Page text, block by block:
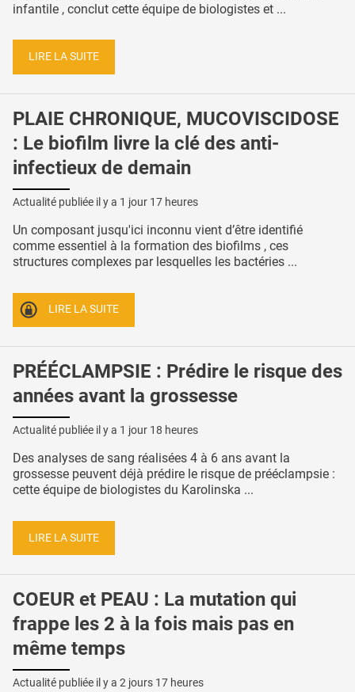
infantile , conclut cette équipe de biologistes et ...
LIRE LA SUITE
PLAIE CHRONIQUE, MUCOVISCIDOSE
: Le biofilm livre la clé des anti-
infectieux de demain
Actualité publiée il y a 1 jour 17 heures
Un composant jusqu'ici inconnu vient d’être identifié
comme essentiel à la formation des biofilms , ces
structures complexes par lesquelles les bactéries ...
LIRE LA SUITE
PRÉÉCLAMPSIE : Prédire le risque des
années avant la grossesse
Actualité publiée il y a 1 jour 18 heures
Des analyses de sang réalisées 4 à 6 ans avant la
grossesse peuvent déjà prédire le risque de prééclampsie :
cette équipe de biologistes du Karolinska ...
LIRE LA SUITE
COEUR et PEAU : La mutation qui
frappe les 2 à la fois mais pas en
même temps
Actualité publiée il y a 2 jours 17 heures